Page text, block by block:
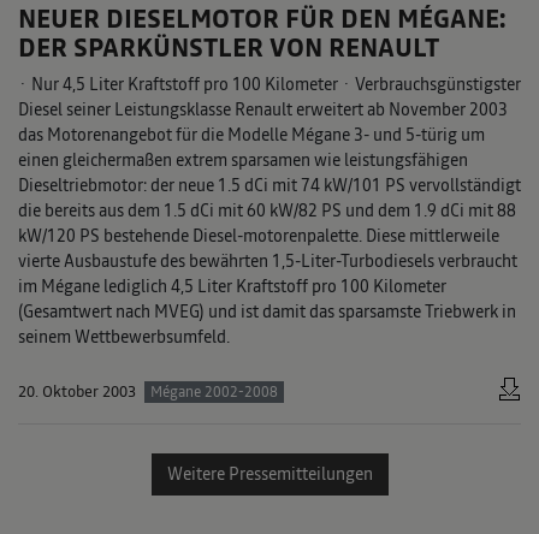
NEUER DIESELMOTOR FÜR DEN MÉGANE:
DER SPARKÜNSTLER VON RENAULT
· Nur 4,5 Liter Kraftstoff pro 100 Kilometer · Verbrauchsgünstigster
Diesel seiner Leistungsklasse Renault erweitert ab November 2003
das Motorenangebot für die Modelle Mégane 3- und 5-türig um
einen gleichermaßen extrem sparsamen wie leistungsfähigen
Dieseltriebmotor: der neue 1.5 dCi mit 74 kW/101 PS vervollständigt
die bereits aus dem 1.5 dCi mit 60 kW/82 PS und dem 1.9 dCi mit 88
kW/120 PS bestehende Diesel-motorenpalette. Diese mittlerweile
vierte Ausbaustufe des bewährten 1,5-Liter-Turbodiesels verbraucht
im Mégane lediglich 4,5 Liter Kraftstoff pro 100 Kilometer
(Gesamtwert nach MVEG) und ist damit das sparsamste Triebwerk in
seinem Wettbewerbsumfeld.
20. Oktober 2003 Mégane 2002-2008
Weitere Pressemitteilungen